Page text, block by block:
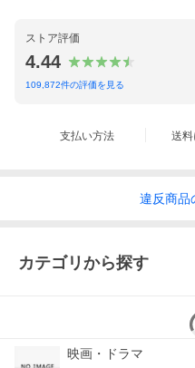
販売元
ウォルト
組枚数
色彩
制作年度／国
2025／ア
ウンド
ストア評価
4.44
109,872件の評価を見る
支払い方法 送
違反商品
カテゴリから探す
映画・ドラマ